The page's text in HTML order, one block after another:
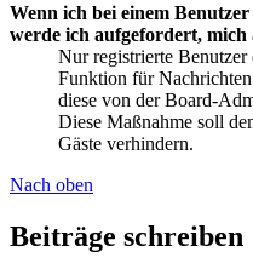
Wenn ich bei einem
werde ich aufgefordert, mich
Nur registrierte
Funktion für
diese von der Board-
Diese Maßnahme soll
Gäste verhindern.
Nach oben
Beiträge schreiben